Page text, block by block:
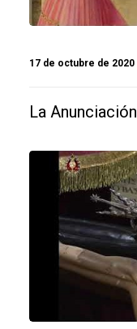
17 de octubre de 2020
La Anunciación